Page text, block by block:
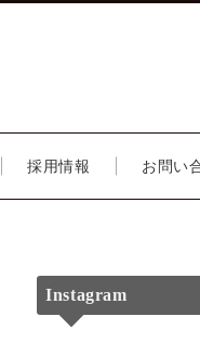
採用情報 お問い
Instagram